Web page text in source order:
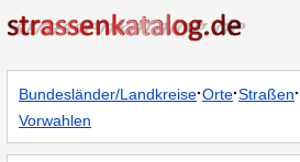
Bundesländer/Landkreise·Orte·Straßen·
Vorwahlen